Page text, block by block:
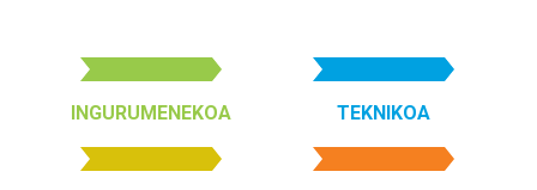
INGURUMENEKOA TEKNIKOA